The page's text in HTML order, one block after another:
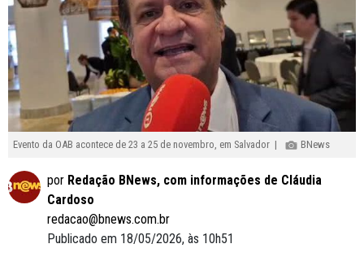
Evento da OAB acontece de 23 a 25 de novembro, em Salvador | BNews
por Redação BNews, com informações de Cláudia
Cardoso
redacao@bnews.com.br
Publicado em 18/05/2026, às 10h51